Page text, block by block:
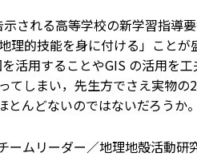
される高等学校の新学習指導
理的技能を身に付ける」ことが
活用することやGIS の活用を
しまい，先生方でさえ実物の
んどないのではないだろうか。
ームリーダー／地理地殻活動